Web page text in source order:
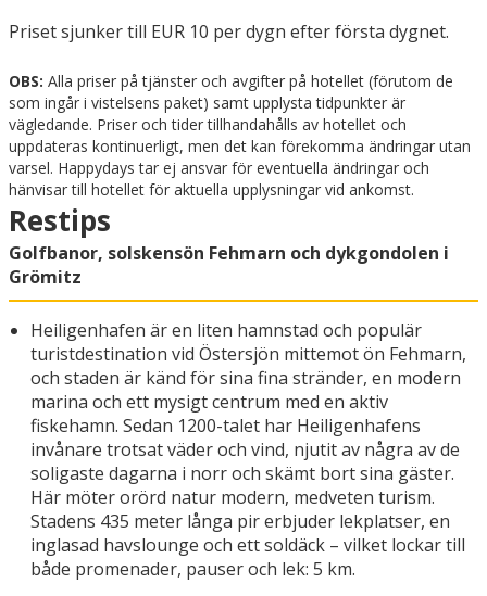
Priset sjunker till EUR 10 per dygn efter första dygnet.
OBS: Alla priser på tjänster och avgifter på hotellet (förutom de
som ingår i vistelsens paket) samt upplysta tidpunkter är
vägledande. Priser och tider tillhandahålls av hotellet och
uppdateras kontinuerligt, men det kan förekomma ändringar utan
varsel. Happydays tar ej ansvar för eventuella ändringar och
hänvisar till hotellet för aktuella upplysningar vid ankomst.
Restips
Golfbanor, solskensön Fehmarn och dykgondolen i
Grömitz
Heiligenhafen är en liten hamnstad och populär
turistdestination vid Östersjön mittemot ön Fehmarn,
och staden är känd för sina fina stränder, en modern
marina och ett mysigt centrum med en aktiv
fiskehamn. Sedan 1200-talet har Heiligenhafens
invånare trotsat väder och vind, njutit av några av de
soligaste dagarna i norr och skämt bort sina gäster.
Här möter orörd natur modern, medveten turism.
Stadens 435 meter långa pir erbjuder lekplatser, en
inglasad havslounge och ett soldäck – vilket lockar till
både promenader, pauser och lek: 5 km.